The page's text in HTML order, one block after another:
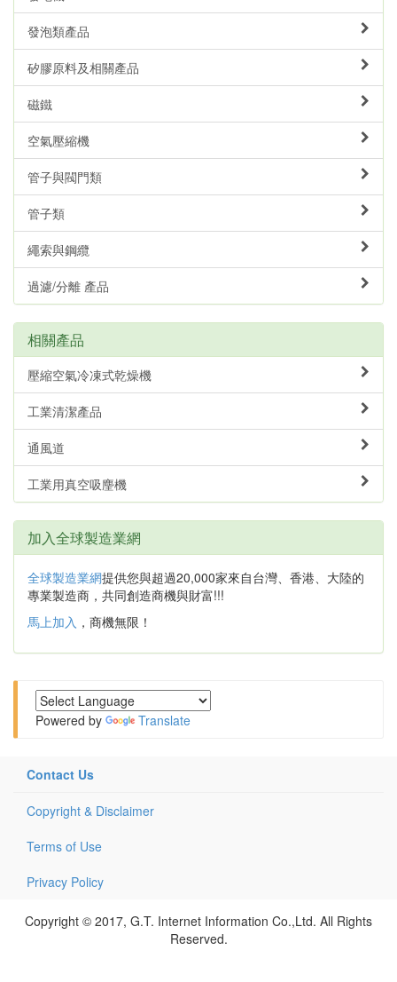
發泡類產品
矽膠原料及相關產品
磁鐵
空氣壓縮機
管子與閥門類
管子類
繩索與鋼纜
過濾/分離 產品
相關產品
壓縮空氣冷凍式乾燥機
工業清潔產品
通風道
工業用真空吸麈機
加入全球製造業網
全球製造業網提供您與超過20,000家來自台灣、香港、大陸的
專業製造商，共同創造商機與財富!!!
馬上加入 ，商機無限！
Powered by Translate
Contact Us
Copyright & Disclaimer
Terms of Use
Privacy Policy
Copyright © 2017, G.T. Internet Information Co.,Ltd. All Rights
Reserved.